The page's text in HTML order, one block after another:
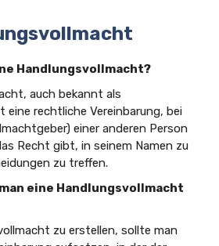
Handlungsvollmacht?
auch bekannt als
eine rechtliche Vereinbarung, bei
einer anderen Person
Recht gibt, in seinem Namen zu
zu treffen.
man eine Handlungsvollmacht
zu erstellen, sollte man